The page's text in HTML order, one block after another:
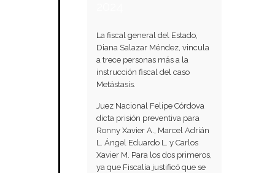
La fiscal general del Estado,
Diana Salazar Méndez, vincula
a trece personas más a la
instrucción fiscal del caso
Metástasis.
Juez Nacional Felipe Córdova
dicta prisión preventiva para
Ronny Xavier A., Marcel Adrián
L. Ángel Eduardo L. y Carlos
Xavier M. Para los dos primeros,
ya que Fiscalía justificó que se